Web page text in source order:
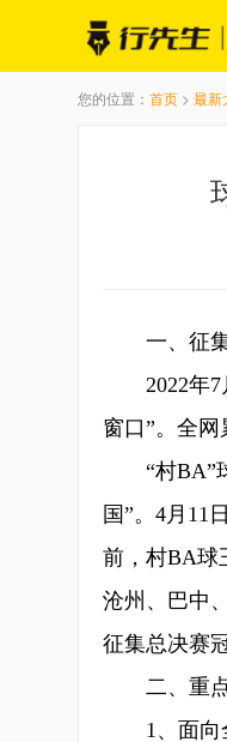
您的位置： 首页 > 最新
一、征
2022年7月
窗口”。全网
“村BA”球
国”。4月11
前，村BA球
沧州、巴中
征集总决赛
二、重点
1、面向全